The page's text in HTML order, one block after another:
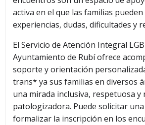
activa en el que las familias
experiencias, dudas, dificultades y
El Servicio de Atención Integral
Ayuntamiento de Rubí ofrece
soporte y orientación
trans* ya sus familias en diversos
una mirada inclusiva, respetuosa y
patologizadora. Puede solicitar una
formalizar la inscripción en los